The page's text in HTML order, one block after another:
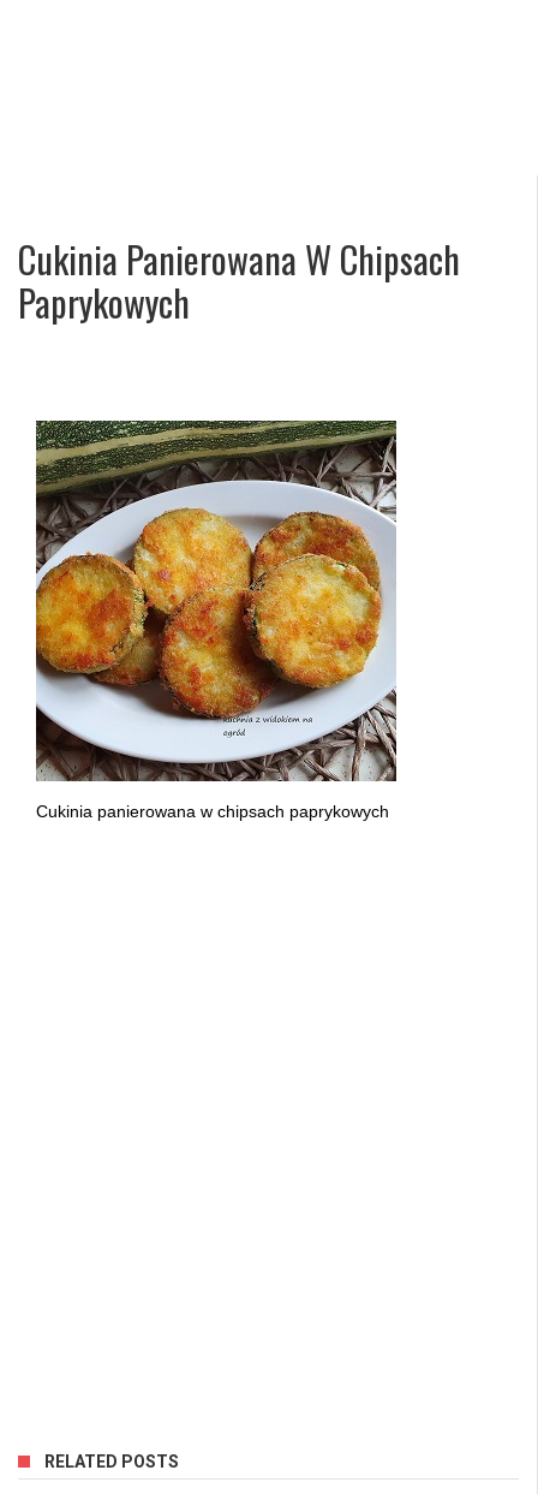
Cukinia Panierowana W Chipsach
Paprykowych
Cukinia panierowana w chipsach paprykowych
RELATED POSTS